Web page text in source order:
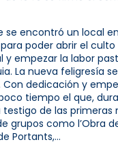
se encontró un local
para poder abrir el
y empezar la labor
La nueva feligresía
Con dedicación y
tiempo el que,
de las primeras
grupos como l’Obra
Portants,…